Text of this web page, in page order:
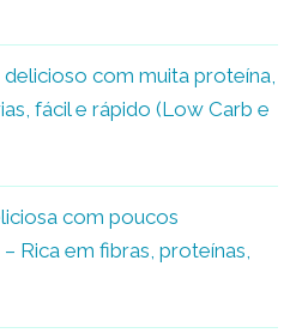
com muita proteína,
fácil e rápido (Low Carb e
com poucos
Rica em fibras, proteínas,